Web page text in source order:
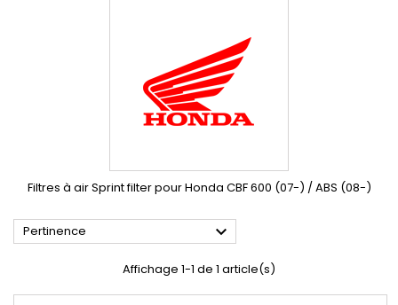
Filtres à air Sprint filter pour Honda CBF 600 (07-) / ABS (08-)
Pertinence 
Affichage 1-1 de 1 article(s)